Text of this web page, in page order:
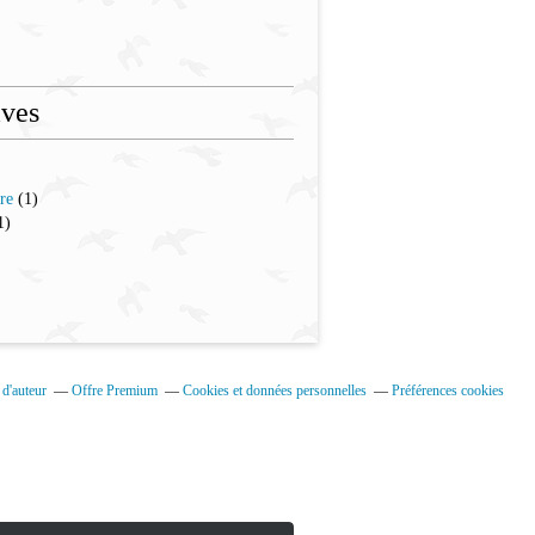
(1)
Offre Premium Cookies et données personnelles Préférences cookies